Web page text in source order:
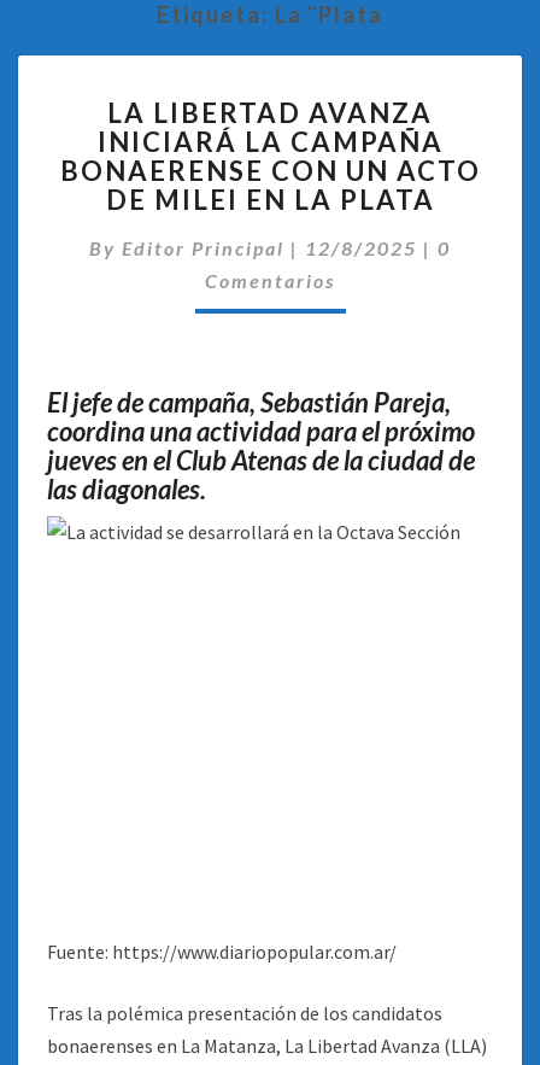
Etiqueta: La ¨Plata
LIBERTAD
AVANZA
INICIARÁ
LA
BONAERENSE
CON
EN
LA
PLATA
LA LIBERTAD AVANZA
INICIARÁ LA CAMPAÑA
BONAERENSE CON UN ACTO
DE MILEI EN LA PLATA
By Editor Principal | 12/8/2025 | 0
Comentarios
El jefe de campaña, Sebastián Pareja,
coordina una actividad para el próximo
jueves en el Club Atenas de la ciudad de
las diagonales.
Fuente: https://www.diariopopular.com.ar/
Tras la polémica presentación de los candidatos
bonaerenses en La Matanza, La Libertad Avanza (LLA)